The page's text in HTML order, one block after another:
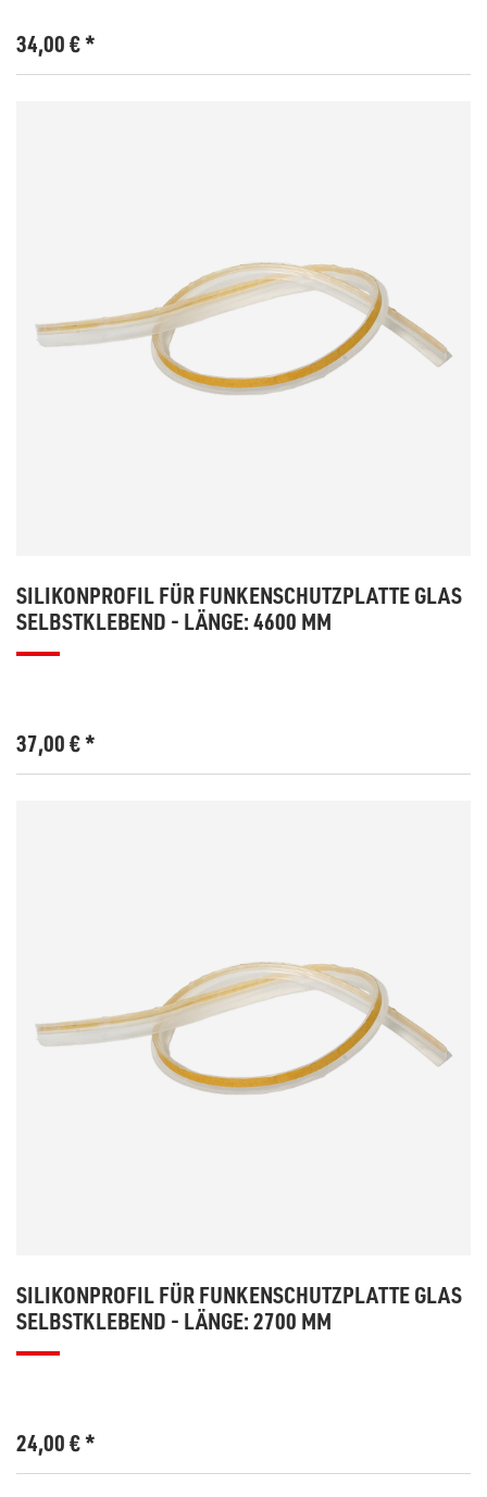
34,00€*
SILIKONPROFIL FÜR FUNKENSCHUTZPLATTE GLAS
SELBSTKLEBEND - LÄNGE: 4600 MM
37,00€*
SILIKONPROFIL FÜR FUNKENSCHUTZPLATTE GLAS
SELBSTKLEBEND - LÄNGE: 2700 MM
24,00€*